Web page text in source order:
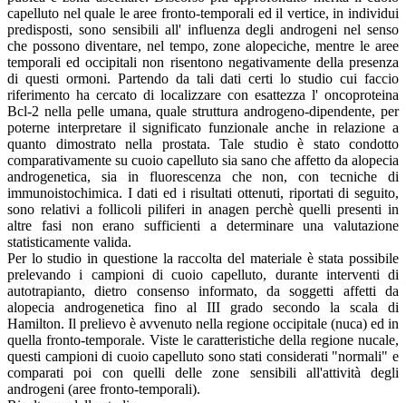
capelluto nel quale le aree fronto-temporali ed il vertice, in individui
predisposti, sono sensibili all' influenza degli androgeni nel senso
che possono diventare, nel tempo, zone alopeciche, mentre le aree
temporali ed occipitali non risentono negativamente della presenza
di questi ormoni. Partendo da tali dati certi lo studio cui faccio
riferimento ha cercato di localizzare con esattezza l' oncoproteina
Bcl-2 nella pelle umana, quale struttura androgeno-dipendente, per
poterne interpretare il significato funzionale anche in relazione a
quanto dimostrato nella prostata. Tale studio è stato condotto
comparativamente su cuoio capelluto sia sano che affetto da alopecia
androgenetica, sia in fluorescenza che non, con tecniche di
immunoistochimica. I dati ed i risultati ottenuti, riportati di seguito,
sono relativi a follicoli piliferi in anagen perchè quelli presenti in
altre fasi non erano sufficienti a determinare una valutazione
statisticamente valida.
Per lo studio in questione la raccolta del materiale è stata possibile
prelevando i campioni di cuoio capelluto, durante interventi di
autotrapianto, dietro consenso informato, da soggetti affetti da
alopecia androgenetica fino al III grado secondo la scala di
Hamilton. Il prelievo è avvenuto nella regione occipitale (nuca) ed in
quella fronto-temporale. Viste le caratteristiche della regione nucale,
questi campioni di cuoio capelluto sono stati considerati "normali" e
comparati poi con quelli delle zone sensibili all'attività degli
androgeni (aree fronto-temporali).